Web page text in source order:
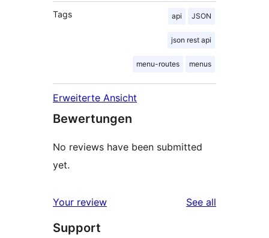
Tags api JSON
json rest api
menu-routes menus
Erweiterte Ansicht
Bewertungen
No reviews have been submitted
yet.
Your review See all
Support